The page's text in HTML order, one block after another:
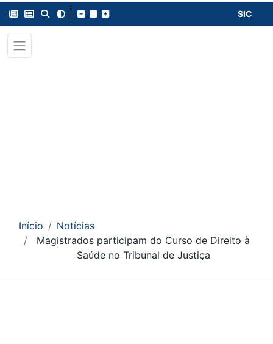
SIC
Início
Notícias
Magistrados participam do Curso de Direito à
Saúde no Tribunal de Justiça